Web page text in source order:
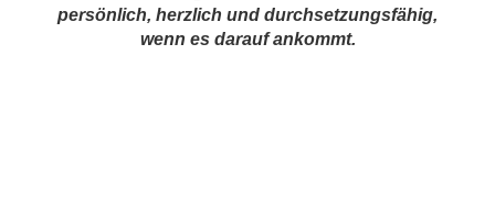
persönlich, herzlich und durchsetzungsfähig,
wenn es darauf ankommt.